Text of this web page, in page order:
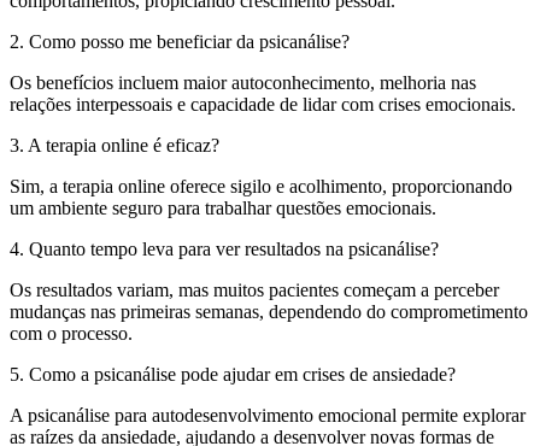
2. Como posso me beneficiar da psicanálise?
Os benefícios incluem maior autoconhecimento, melhoria nas
relações interpessoais e capacidade de lidar com crises emocionais.
3. A terapia online é eficaz?
Sim, a terapia online oferece sigilo e acolhimento, proporcionando
um ambiente seguro para trabalhar questões emocionais.
4. Quanto tempo leva para ver resultados na psicanálise?
Os resultados variam, mas muitos pacientes começam a perceber
mudanças nas primeiras semanas, dependendo do comprometimento
com o processo.
5. Como a psicanálise pode ajudar em crises de ansiedade?
A psicanálise para autodesenvolvimento emocional permite explorar
as raízes da ansiedade, ajudando a desenvolver novas formas de